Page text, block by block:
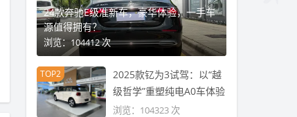
24款奔驰E级准新车，豪华体验，一手车
源值得拥有？
浏览：104412 次
TOP2
2025款钇为3试驾：以“越
级哲学”重塑纯电A0车体验
浏览：104323 次